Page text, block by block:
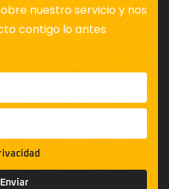
nuestro servicio y nos
contigo lo antes
Enviar